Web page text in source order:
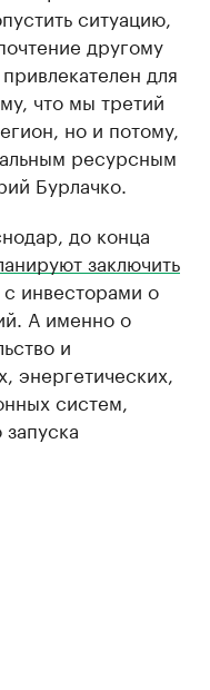
ситуацию,
другому
для
что мы третий
но и потому,
ресурсным
Бурлачко.
до конца
заключить
инвесторами о
А именно о
и
энергетических,
систем,